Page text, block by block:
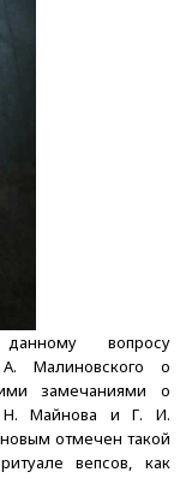
вопросу
Малиновского о
замечаниями о
Н. Майнова и Г. И.
отмечен такой
вепсов, как